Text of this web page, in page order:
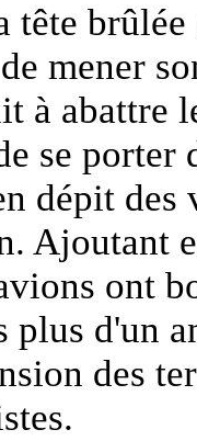
tête
mener
à abattre
se porter
dépit des
Ajoutant
ont
plus d'un
des